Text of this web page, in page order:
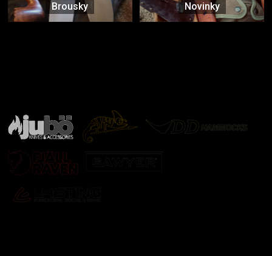
Brousky Novinky